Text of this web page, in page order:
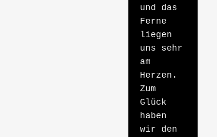
und das
Ferne
liegen
uns sehr
am
Herzen.
Zum
Glück
haben
wir den